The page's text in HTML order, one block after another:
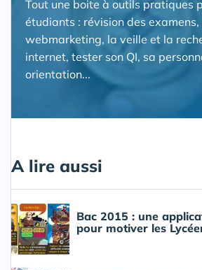
Tout une boite à outils pratiques
étudiants : révision des
webmarketing, la veille et la
internet, tester son QI, sa
orientation...
A lire aussi
Bac 2015 : une
pour motiver les